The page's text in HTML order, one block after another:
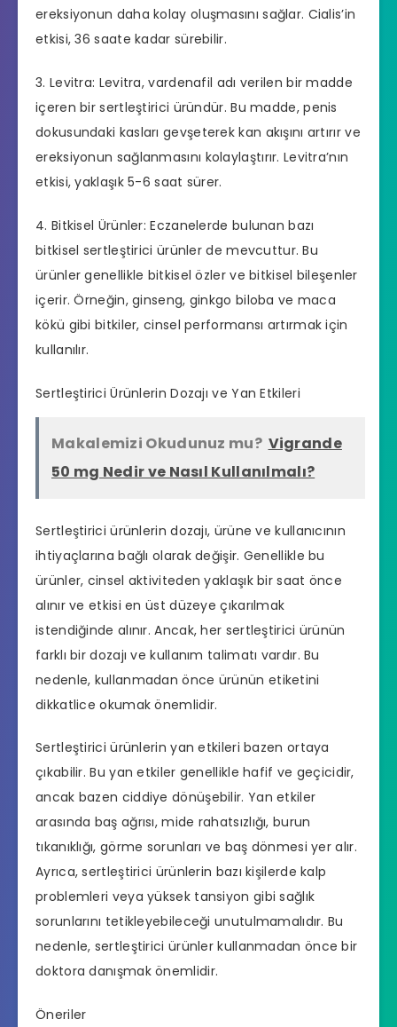
ereksiyonun daha kolay oluşmasını sağlar. Cialis’in
etkisi, 36 saate kadar sürebilir.
3. Levitra: Levitra, vardenafil adı verilen bir madde
içeren bir sertleştirici üründür. Bu madde, penis
dokusundaki kasları gevşeterek kan akışını artırır ve
ereksiyonun sağlanmasını kolaylaştırır. Levitra’nın
etkisi, yaklaşık 5-6 saat sürer.
4. Bitkisel Ürünler: Eczanelerde bulunan bazı
bitkisel sertleştirici ürünler de mevcuttur. Bu
ürünler genellikle bitkisel özler ve bitkisel bileşenler
içerir. Örneğin, ginseng, ginkgo biloba ve maca
kökü gibi bitkiler, cinsel performansı artırmak için
kullanılır.
Sertleştirici Ürünlerin Dozajı ve Yan Etkileri
Makalemizi Okudunuz mu? Vigrande
50 mg Nedir ve Nasıl Kullanılmalı?
Sertleştirici ürünlerin dozajı, ürüne ve kullanıcının
ihtiyaçlarına bağlı olarak değişir. Genellikle bu
ürünler, cinsel aktiviteden yaklaşık bir saat önce
alınır ve etkisi en üst düzeye çıkarılmak
istendiğinde alınır. Ancak, her sertleştirici ürünün
farklı bir dozajı ve kullanım talimatı vardır. Bu
nedenle, kullanmadan önce ürünün etiketini
dikkatlice okumak önemlidir.
Sertleştirici ürünlerin yan etkileri bazen ortaya
çıkabilir. Bu yan etkiler genellikle hafif ve geçicidir,
ancak bazen ciddiye dönüşebilir. Yan etkiler
arasında baş ağrısı, mide rahatsızlığı, burun
tıkanıklığı, görme sorunları ve baş dönmesi yer alır.
Ayrıca, sertleştirici ürünlerin bazı kişilerde kalp
problemleri veya yüksek tansiyon gibi sağlık
sorunlarını tetikleyebileceği unutulmamalıdır. Bu
nedenle, sertleştirici ürünler kullanmadan önce bir
doktora danışmak önemlidir.
Öneriler